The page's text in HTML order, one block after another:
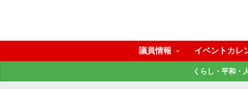
議員情報 イベントカレ
くらし・平和・